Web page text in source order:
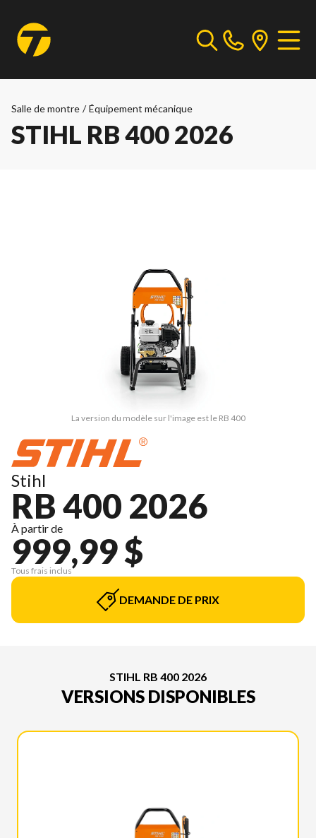
Salle de montre / Équipement mécanique
STIHL RB 400 2026
La version du modèle sur l'image est le RB 400
Stihl
RB 400 2026
À partir de
999,99 $
Tous frais inclus
DEMANDE DE PRIX
STIHL RB 400 2026
VERSIONS DISPONIBLES